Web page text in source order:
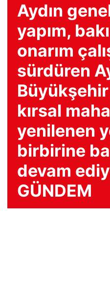
Aydın
yapım,
onarım
sürdüren
kırsal
yenilenen
birbirine
devam
GÜNDEM